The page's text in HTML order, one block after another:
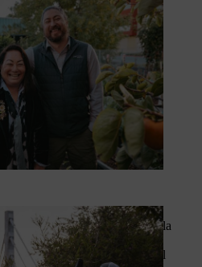
Landscaping si occupa della
su qualità, efficienza e
svolgono un ruolo centrale nel